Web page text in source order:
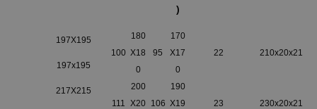
)
197X195
100
180
X18
0
95
170
X17
0
22
210x20x21
197x195
217X215
111
200
X20 106
190
X19
23
230x20x21